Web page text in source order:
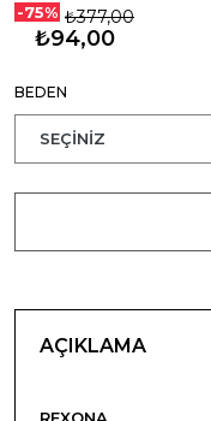
-75% ₺377,00
₺94,00
BEDEN
AÇIKLAMA
REXONA